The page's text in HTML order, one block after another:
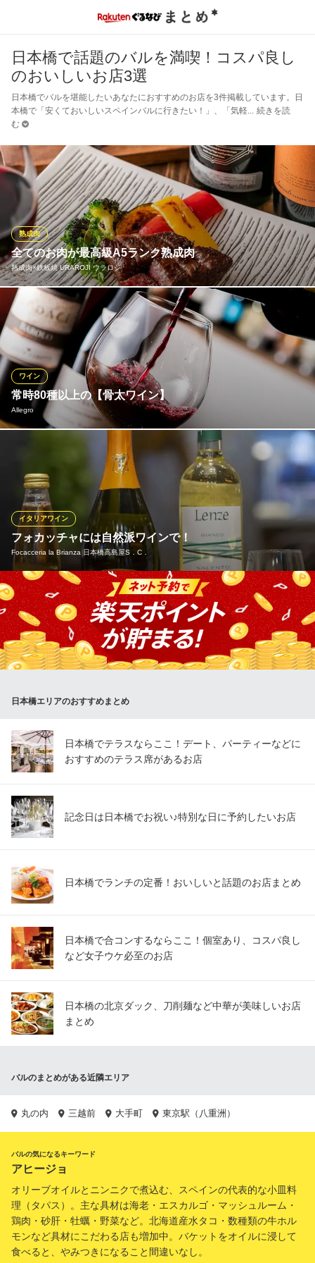
日本橋で話題のバルを満喫！コスパ良し
のおいしいお店3選
日本橋でバルを堪能したいあなたにおすすめのお店を3件掲載しています。日
本橋で「安くておいしいスペインバルに行きたい！」、「気軽
続きを読
む
全てのお肉が最高級A5ランク熟成肉
熟成肉×鉄板焼 URAROJI ウラロジ
熟成肉
「熟成肉×鉄板焼 URAROJI ウラロジ」では、サーロインステー
キ、ヒレ、赤身ステーキなど全てのお肉が最高級A5ランクの熟成
肉をご提供しております。熟成期間は1週間～10日間。お肉は産地
を選ばす、プロが厳選した最高級のお肉を仕入れています。是非
本当に美味しいお肉を当店でご堪能ください。
熟成肉×鉄板焼 URAROJI ウラロジ
隠れ家鉄板焼き店が上陸
地下鉄日比谷線茅場町駅10番出口 徒歩2分
常時80種以上の【骨太ワイン】
Allegro
ワイン
多種多様なワインを常備80種類以上取り揃えております。ワイン
に詳しくない人や気分に合わせてどういうワインを飲めばいいか
迷っている人でも大丈夫。スタッフが一緒にあなたの飲みたいワ
インをお探します！お気軽にスタッフにお申し付けください！そ
んなワインに合うこだわりイタリアンも数多く取り揃えておりま
す。
Allegro
大人の隠れ家イタリアン
都営浅草線日本橋駅D1番出口 徒歩1分
東京都中央区日本橋2-16-11 日本橋セントラルスクエア1F
フォカッチャには自然派ワインで！
Focacceria la Brianza 日本橋高島屋S．C．
イタリアワイン
スパークリング、白、ロゼ、赤と、お料理に合う厳選したイタリ
アワインを取り揃えております。 ブリアンツァのイタリアの郷土
料理や、焼き立ての「フォカッチャ・ディ・レッコ」とともにお
楽しみください！ たっぷりのストラッキーノチーズの入ったフォ
カッチャはワインとも良く合います。
ピザ専門店
東京都中央区日本橋2-5-1 日本橋タカシマヤSC新館6F
日本橋エリアのおすすめまとめ
日本橋でテラスならここ！デート、パーティーなどに
おすすめのテラス席があるお店
記念日は日本橋でお祝い♪特別な日に予約したいお店
日本橋でランチの定番！おいしいと話題のお店まとめ
日本橋で合コンするならここ！個室あり、コスパ良し
など女子ウケ必至のお店
日本橋の北京ダック、刀削麺など中華が美味しいお店
まとめ
バルのまとめがある近隣エリア
丸の内 三越前 大手町 東京駅（八重洲）
バルの気になるキーワード
アヒージョ
オリーブオイルとニンニクで煮込む、スペインの代表的な小皿料
理（タパス）。主な具材は海老・エスカルゴ・マッシュルーム・
鶏肉・砂肝・牡蠣・野菜など。北海道産水タコ・数種類の牛ホル
モンなど具材にこだわる店も増加中。バケットをオイルに浸して
食べると、やみつきになること間違いなし。